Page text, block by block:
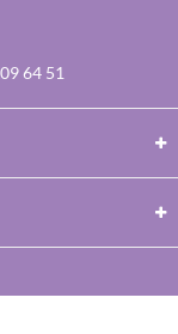
64 51